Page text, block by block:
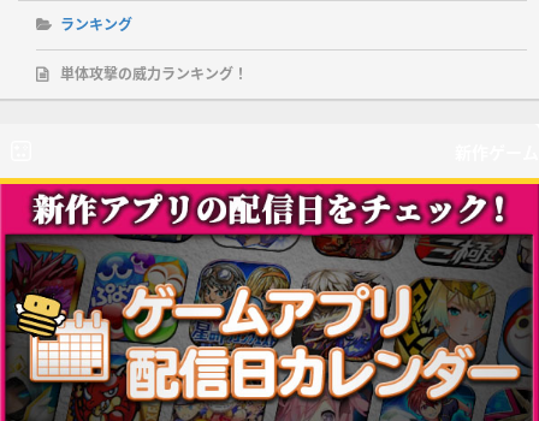
ランキング
単体攻撃の威力ランキング！